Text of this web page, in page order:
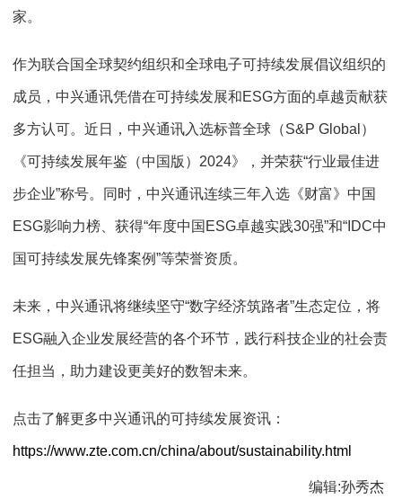
家。
作为联合国全球契约组织和全球电子可持续发展倡议组织的
成员，中兴通讯凭借在可持续发展和ESG方面的卓越贡献获
多方认可。近日，中兴通讯入选标普全球（S&P Global）
《可持续发展年鉴（中国版）2024》，并荣获“行业最佳进
步企业”称号。同时，中兴通讯连续三年入选《财富》中国
ESG影响力榜、获得“年度中国ESG卓越实践30强”和“IDC中
国可持续发展先锋案例”等荣誉资质。
未来，中兴通讯将继续坚守“数字经济筑路者”生态定位，将
ESG融入企业发展经营的各个环节，践行科技企业的社会责
任担当，助力建设更美好的数智未来。
点击了解更多中兴通讯的可持续发展资讯：
https://www.zte.com.cn/china/about/sustainability.html
编辑:孙秀杰